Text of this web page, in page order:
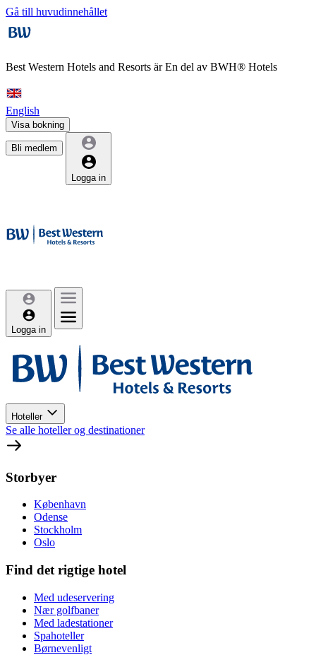
Gå till huvudinnehållet
Best Western Hotels and Resorts ärEn del av BWH® Hotels
English
Visa bokning
Bli medlem
Logga in
Logga in
Hoteller
Se alle hoteller og destinationer
Storbyer
København
Odense
Stockholm
Oslo
Find det rigtige hotel
Med udeservering
Nær golfbaner
Med ladestationer
Spahoteller
Børnevenligt